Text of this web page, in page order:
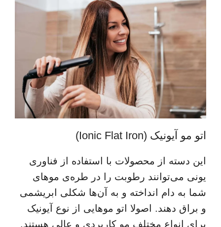
اتو مو آیونیک (Ionic Flat Iron)
این دسته از محصولات با استفاده از فناوری
یونی می‌توانند رطوبت را در طره‌ی موهای
شما به دام انداخته و به آن‌ها شکلی ابریشمی
و براق دهند. اصولا اتو موهایی از نوع آیونیک
برای انواع مختلف مو کاربردی و عالی هستند.